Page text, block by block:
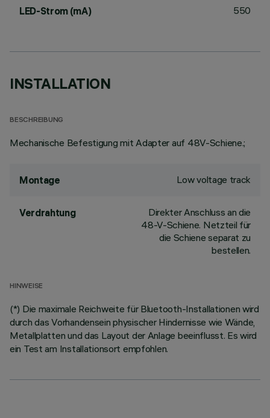
LED-Strom (mA) 550
INSTALLATION
BESCHREIBUNG
Mechanische Befestigung mit Adapter auf 48V-Schiene.;
Montage Low voltage track
Verdrahtung
Direkter Anschluss an die
48-V-Schiene. Netzteil für
die Schiene separat zu
bestellen.
HINWEISE
(*) Die maximale Reichweite für Bluetooth-Installationen wird
durch das Vorhandensein physischer Hindernisse wie Wände,
Metallplatten und das Layout der Anlage beeinflusst. Es wird
ein Test am Installationsort empfohlen.